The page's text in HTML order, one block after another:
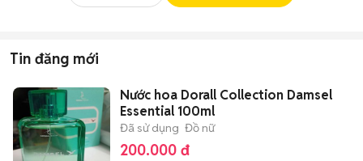
Tin đăng mới
Nước hoa Dorall Collection Damsel
Essential 100ml
Đã sử dụng Đồ nữ
200.000 đ